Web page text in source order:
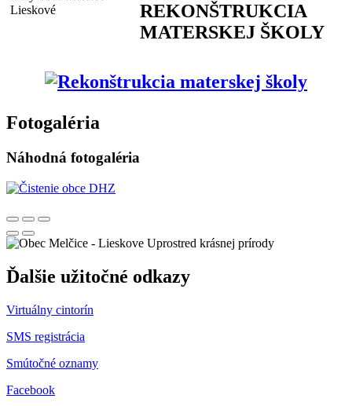
REKONŠTRUKCIA
MATERSKEJ ŠKOLY
Fotogaléria
Náhodná fotogaléria
Uprostred krásnej prírody
Ďalšie užitočné odkazy
Virtuálny cintorín
SMS registrácia
Smútočné oznamy
Facebook